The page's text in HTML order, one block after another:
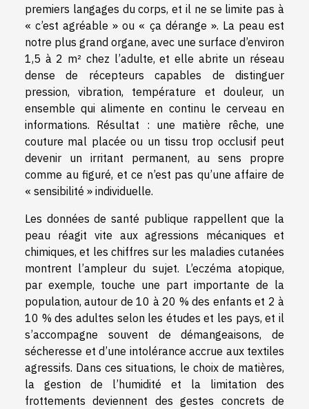
premiers langages du corps, et il ne se limite pas à
« c’est agréable » ou « ça dérange ». La peau est
notre plus grand organe, avec une surface d’environ
1,5 à 2 m² chez l’adulte, et elle abrite un réseau
dense de récepteurs capables de distinguer
pression, vibration, température et douleur, un
ensemble qui alimente en continu le cerveau en
informations. Résultat : une matière rêche, une
couture mal placée ou un tissu trop occlusif peut
devenir un irritant permanent, au sens propre
comme au figuré, et ce n’est pas qu’une affaire de
« sensibilité » individuelle.
Les données de santé publique rappellent que la
peau réagit vite aux agressions mécaniques et
chimiques, et les chiffres sur les maladies cutanées
montrent l’ampleur du sujet. L’eczéma atopique,
par exemple, touche une part importante de la
population, autour de 10 à 20 % des enfants et 2 à
10 % des adultes selon les études et les pays, et il
s’accompagne souvent de démangeaisons, de
sécheresse et d’une intolérance accrue aux textiles
agressifs. Dans ces situations, le choix de matières,
la gestion de l’humidité et la limitation des
frottements deviennent des gestes concrets de